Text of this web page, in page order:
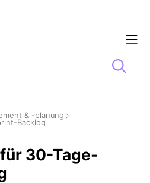
& -planung
Backlog
30-Tage-